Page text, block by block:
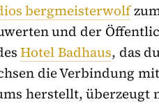
bergmeisterwolf
und der
Hotel Badhaus, das
die Verbindung
herstellt, überzeugt